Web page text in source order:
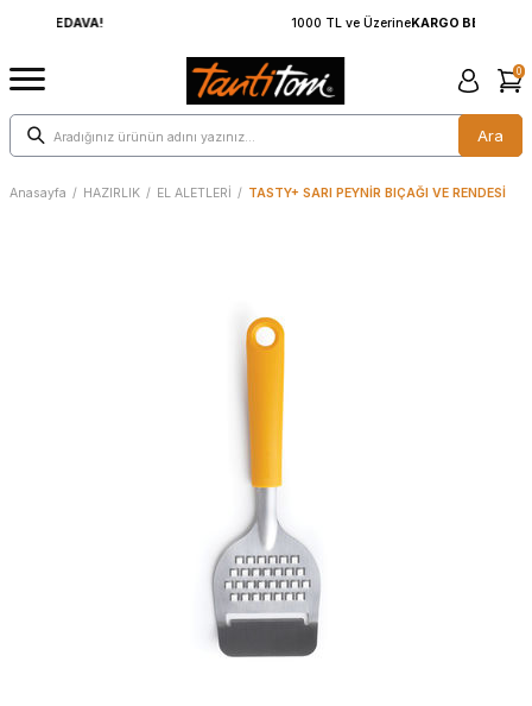
KARGO BEDAVA!
Ara
0
Anasayfa / HAZIRLIK / EL ALETLERİ / TASTY+ SARI PEYNİR BIÇAĞI VE RENDESİ